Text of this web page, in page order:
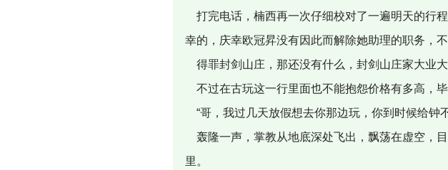
打完电话，楠西再一次仔细校对了一遍明天的行
幸的，庆幸欧冠昇没有因此而解除她助理的职务，
得罪封剑山庄，那还没有什么，封剑山庄家大业
不过在古玩这一行里面也不能抱怨价格有多高，
“哥，我过几天放假想去你那边玩，你到时候给钟
轰隆一声，掌教从地底深处飞出，飘荡在虚空，
里。